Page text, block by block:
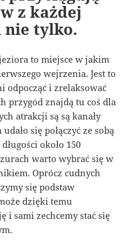
z każdej
nie tylko.
to miejsce w jakim
wejrzenia. Jest to
odpocząć i zrelaksować
przygód znajdą tu coś dla
atrakcji są są kanały
się połączyć ze sobą
około 150
warto wybrać się w
Oprócz cudnych
się podstaw
dzięki temu
i sami zechcemy stać się